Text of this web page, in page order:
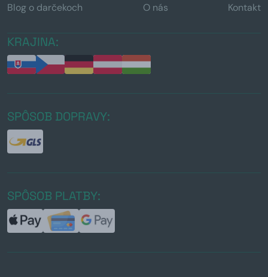
Blog o darčekoch O nás Kontakt
KRAJINA:
SPÔSOB DOPRAVY:
SPÔSOB PLATBY: